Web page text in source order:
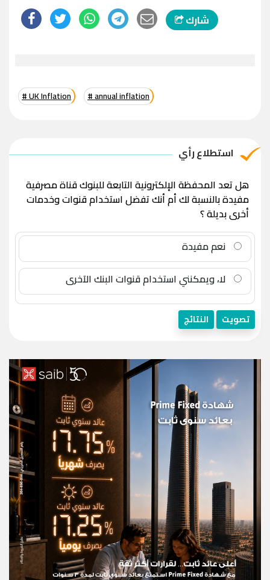
شارك
# UK Inflation # annual inflation
استطلاع رأي
هل تعد المحفظة الإلكترونية التابعة للبنوك قناة مصرفية
مفيدة بالنسبة لك أم أنك تفضل استخدام قنوات وخدمات
أخرى بديلة ؟
نعم مفيدة
لا، ويمكنني استخدام قنوات البنك الآخرى
تصويت النتائج